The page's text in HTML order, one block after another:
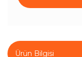
Ürün Bilgisi